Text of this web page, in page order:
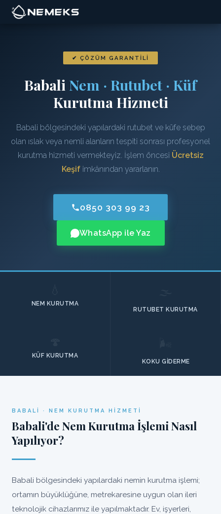
✔ ÇÖZÜM GARANTILI
Babali Nem · Rutubet · Küf
Kurutma Hizmeti
Babali bölgesindeki yapılardaki rutubet ve küfe sebep
olan ıslak veya nemli alanların tespiti sonrası profesyonel
kurutma hizmeti vermekteyiz. İşlem öncesi Ücretsiz
Keşifimkânından yararlanın.
0850 303 99 23
WhatsApp ile Yaz
NEM KURUTMA
RUTUBET KURUTMA
KÜF KURUTMA
KOKU GIDERME
BABALI · NEM KURUTMA HIZMETI
Babali'de Nem Kurutma İşlemi Nasıl
Yapılıyor?
Babali bölgesindeki yapılardaki nemin kurutma işlemi;
ortamın büyüklüğüne, metrekaresine uygun olan ileri
teknolojik cihazlarımız ile yapılmaktadır. Ev, işyerleri,